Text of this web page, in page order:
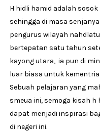
H hidli hamid adalah
sehingga di masa
pengurus wilayah
bertepatan satu tahun
kayong utara, ia pun di
luar biasa untuk
Sebuah pelajaran yang
smeua ini, semoga kisah
dapat menjadi inspirasi
di negeri ini.